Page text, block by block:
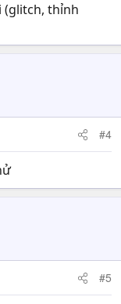
(glitch, thỉnh
#4
#5